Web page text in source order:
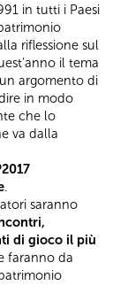
in tutti i Paesi
riflessione sul
il tema
un argomento di
in modo
che lo
va dalla
.
saranno
di gioco il più
faranno da